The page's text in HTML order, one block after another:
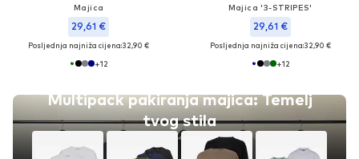
Majica
29,61 €
Posljednja najniža cijena:32,90 €
+12
Multipack pakiranja majica: Temelj
tvog stila
Majica '3-STRIPES'
29,61 €
Posljednja najniža cijena:32,90 €
+12